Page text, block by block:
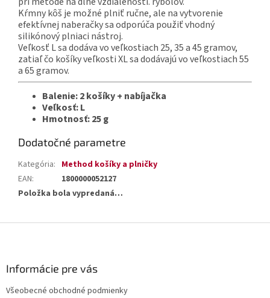
Kŕmny kôš je možné plniť ručne, ale na vytvorenie
efektívnej naberačky sa odporúča použiť vhodný
silikónový plniaci nástroj.
Veľkosť L sa dodáva vo veľkostiach 25, 35 a 45 gramov,
zatiaľ čo košíky veľkosti XL sa dodávajú vo veľkostiach 55
a 65 gramov.
Balenie: 2 košíky + nabíjačka
Veľkosť: L
Hmotnosť: 25 g
Dodatočné parametre
Kategória: Method košíky a plničky
EAN:
1800000052127
Položka bola vypredaná…
Informácie pre vás
Všeobecné obchodné podmienky